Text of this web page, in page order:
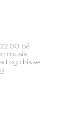
på
musik
og drikke